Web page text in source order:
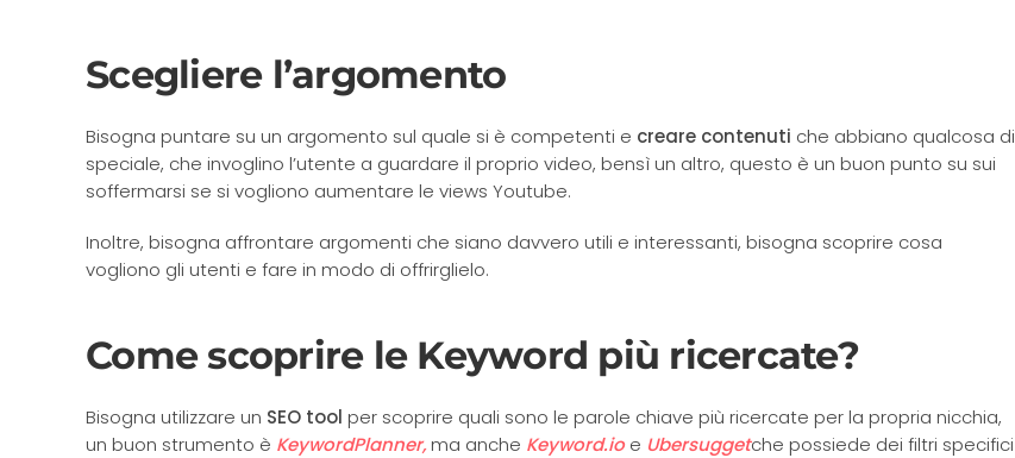
Scegliere l’argomento
Bisogna puntare su un argomento sul quale si è competenti e creare contenuti che abbiano qualcosa di
speciale, che invoglino l’utente a guardare il proprio video, bensì un altro, questo è un buon punto su sui
soffermarsi se si vogliono aumentare le views Youtube.
Inoltre, bisogna affrontare argomenti che siano davvero utili e interessanti, bisogna scoprire cosa
vogliono gli utenti e fare in modo di offrirglielo.
Come scoprire le Keyword più ricercate?
Bisogna utilizzare un SEO tool per scoprire quali sono le parole chiave più ricercate per la propria nicchia,
un buon strumento è KeywordPlanner,ma anche Keyword.ioe Ubersuggetche possiede dei filtri specifici